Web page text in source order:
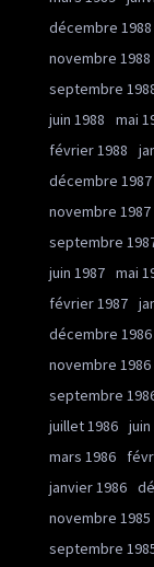
décembre 1988
novembre 1988
septembre
juin 1988
mai
février 1988
décembre 1987
novembre 1987
septembre
juin 1987 mai
février 1987
décembre 1986
novembre 1986
septembre
juillet 1986 juin
mars 1986
janvier 1986
novembre 1985
septembre